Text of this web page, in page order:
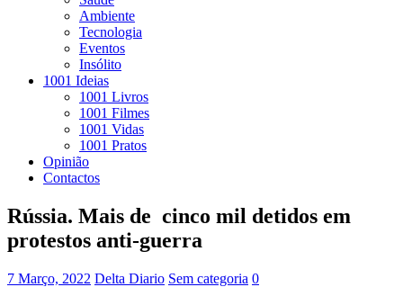
Ambiente
Tecnologia
Eventos
Insólito
1001 Ideias
1001 Livros
1001 Filmes
1001 Vidas
1001 Pratos
Opinião
Contactos
Rússia. Mais de cinco mil detidos em
protestos anti-guerra
7 Março, 2022 Delta Diario Sem categoria 0